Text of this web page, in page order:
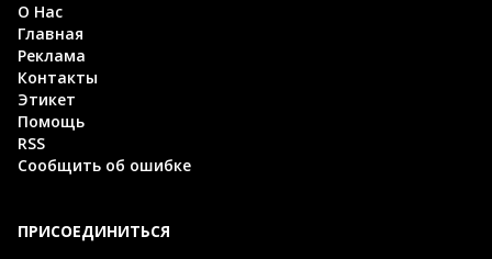
О Нас
Главная
Реклама
Контакты
Этикет
Помощь
RSS
Сообщить об ошибке
ПРИСОЕДИНИТЬСЯ